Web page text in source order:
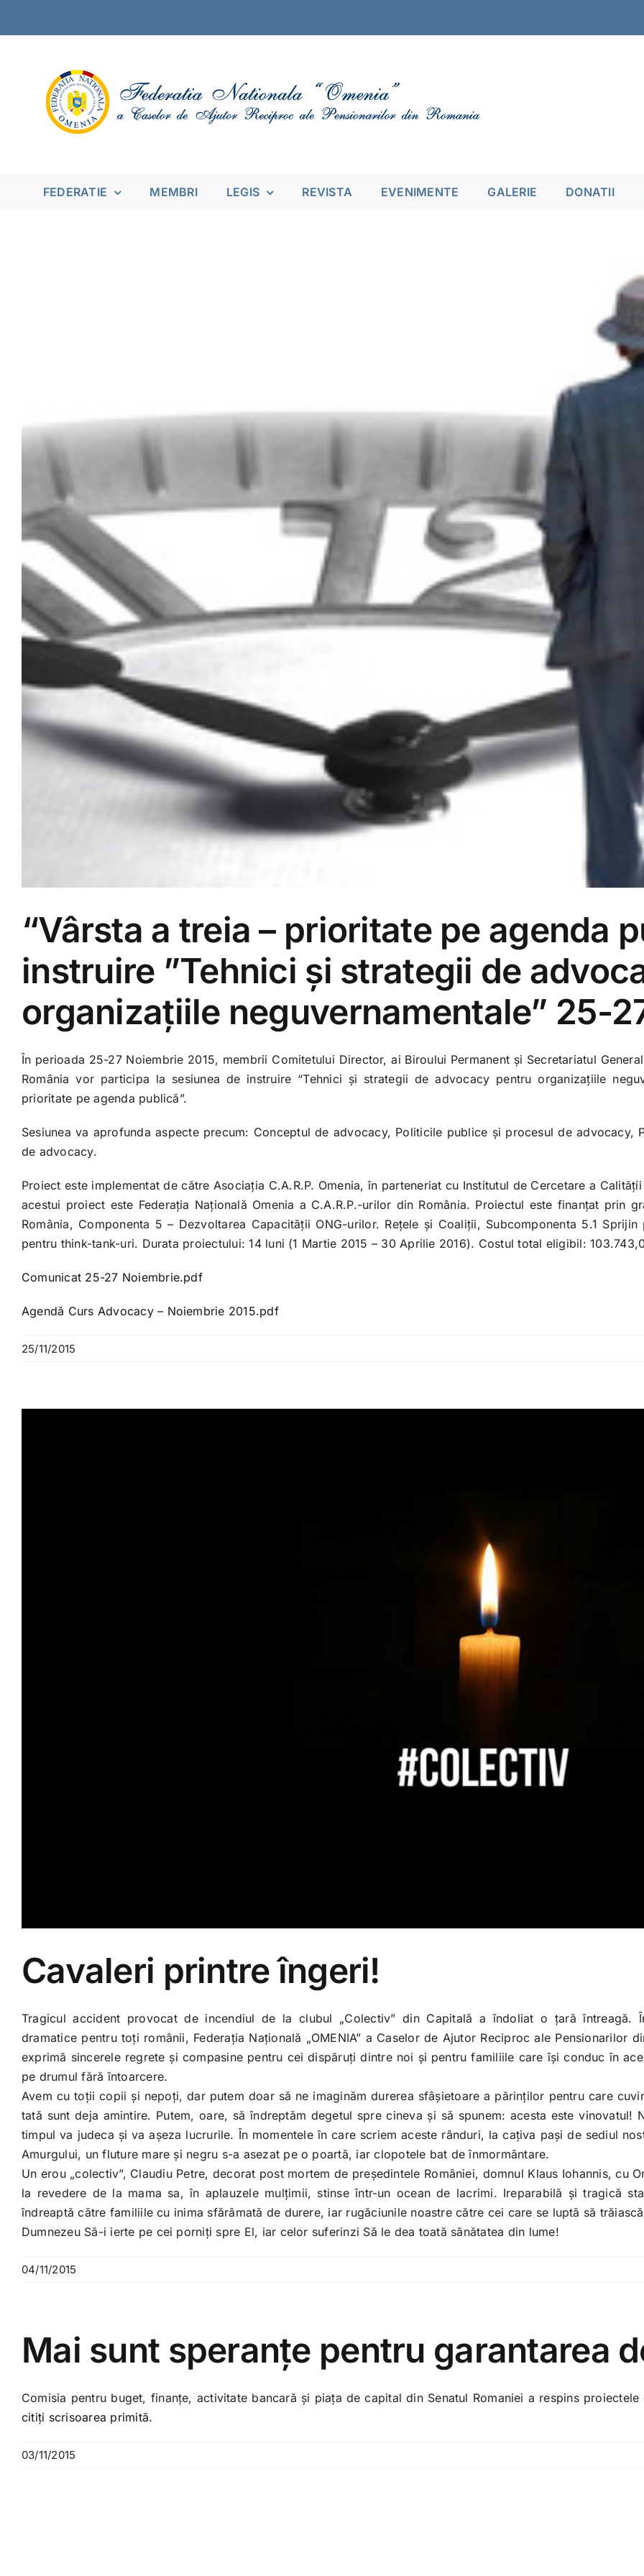
FEDERATIE MEMBRI LEGIS REVISTA EVENIMENTE GALERIE DONATII
“Vârsta a treia – prioritate pe agenda
instruire ”Tehnici şi strategii de
organizaţiile neguvernamentale” 25-
În perioada 25-27 Noiembrie 2015, membrii Comitetului Director, ai Biroului Permanent şi Secretariatul
România vor participa la sesiunea de instruire “Tehnici şi strategii de advocacy pentru organizaţiile
prioritate pe agenda publică”.
Sesiunea va aprofunda aspecte precum: Conceptul de advocacy, Politicile publice şi procesul de advocacy,
de advocacy.
Proiect este implementat de către Asociaţia C.A.R.P. Omenia, în parteneriat cu Institutul de Cercetare a
acestui proiect este Federaţia Naţională Omenia a C.A.R.P.-urilor din România. Proiectul este finanţat prin
România, Componenta 5 – Dezvoltarea Capacităţii ONG-urilor. Reţele şi Coaliţii, Subcomponenta 5.1
pentru think-tank-uri. Durata proiectului: 14 luni (1 Martie 2015 – 30 Aprilie 2016). Costul total eligibil:
Comunicat 25-27 Noiembrie.pdf
Agendă Curs Advocacy – Noiembrie 2015.pdf
25/11/2015
Cavaleri printre îngeri!
Tragicul accident provocat de incendiul de la clubul „Colectiv” din Capitală a îndoliat o ţară întreagă.
dramatice pentru toţi românii, Federaţia Naţională „OMENIA” a Caselor de Ajutor Reciproc ale Pensionarilor
exprimă sincerele regrete şi compasine pentru cei dispăruţi dintre noi şi pentru familiile care îşi conduc în
pe drumul fără întoarcere.
Avem cu toţii copii şi nepoţi, dar putem doar să ne imaginăm durerea sfâşietoare a părinţilor pentru care
tată sunt deja amintire. Putem, oare, să îndreptăm degetul spre cineva și să spunem: acesta este vinovatul!
timpul va judeca şi va așeza lucrurile. În momentele în care scriem aceste rânduri, la caţiva paşi de sediul
Amurgului, un fluture mare şi negru s-a asezat pe o poartă, iar clopotele bat de înmormântare.
Un erou „colectiv”, Claudiu Petre, decorat post mortem de preşedintele României, domnul Klaus Iohannis, cu
la revedere de la mama sa, în aplauzele mulţimii, stinse într-un ocean de lacrimi. Ireparabilă şi tragică
îndreaptă către familiile cu inima sfărâmată de durere, iar rugăciunile noastre către cei care se luptă să
Dumnezeu Să-i ierte pe cei porniţi spre El, iar celor suferinzi Să le dea toată sănătatea din lume!
04/11/2015
Mai sunt speranţe pentru garantarea
Comisia pentru buget, finanţe, activitate bancară şi piaţa de capital din Senatul Romaniei a respins
citiţi scrisoarea primită.
03/11/2015